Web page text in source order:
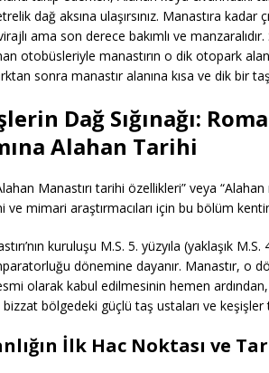
dağ aksına ulaşırsınız. Manastıra kadar
ama son derece bakımlı ve
otobüsleriyle manastırın o dik otopark
sonra manastır alanına kısa ve dik bir
Dağ Sığınağı:
Alahan Tarihi
Manastırı tarihi özellikleri” veya
ve mimari araştırmacıları için bu bölüm
kuruluşu M.S. 5. yüzyıla (yaklaşık
dönemine dayanır. Manastır, o
olarak kabul edilmesinin hemen
bölgedeki güçlü taş ustaları ve keşişler
İlk Hac Noktası ve